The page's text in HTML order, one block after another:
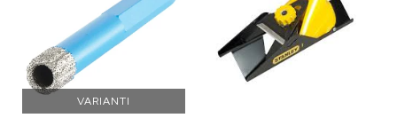
VARIANTI